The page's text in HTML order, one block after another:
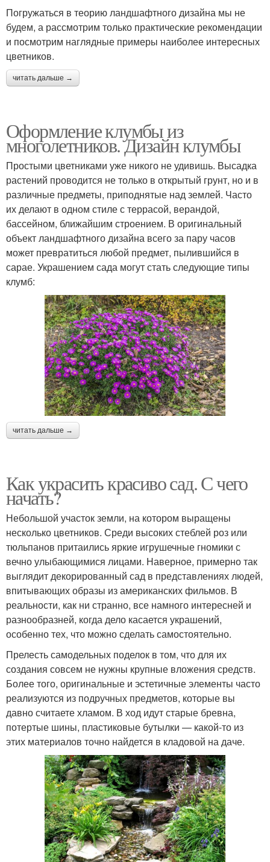
Погружаться в теорию ландшафтного дизайна мы не
будем, а рассмотрим только практические рекомендации
и посмотрим наглядные примеры наиболее интересных
цветников.
читать дальше →
Оформление клумбы из
многолетников. Дизайн клумбы
Простыми цветниками уже никого не удивишь. Высадка
растений проводится не только в открытый грунт, но и в
различные предметы, приподнятые над землей. Часто
их делают в одном стиле с террасой, верандой,
бассейном, ближайшим строением. В оригинальный
объект ландшафтного дизайна всего за пару часов
может превратиться любой предмет, пылившийся в
сарае. Украшением сада могут стать следующие типы
клумб:
читать дальше →
Как украсить красиво сад. С чего
начать?
Небольшой участок земли, на котором выращены
несколько цветников. Среди высоких стеблей роз или
тюльпанов притаились яркие игрушечные гномики с
вечно улыбающимися лицами. Наверное, примерно так
выглядит декорированный сад в представлениях людей,
впитывающих образы из американских фильмов. В
реальности, как ни странно, все намного интересней и
разнообразней, когда дело касается украшений,
особенно тех, что можно сделать самостоятельно.
Прелесть самодельных поделок в том, что для их
создания совсем не нужны крупные вложения средств.
Более того, оригинальные и эстетичные элементы часто
реализуются из подручных предметов, которые вы
давно считаете хламом. В ход идут старые бревна,
потертые шины, пластиковые бутылки — какой-то из
этих материалов точно найдется в кладовой на даче.